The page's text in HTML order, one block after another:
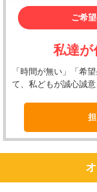
ご希
私達が
「時間が無い」「希
て、私どもが誠心誠